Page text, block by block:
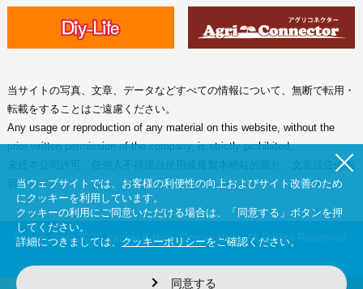
当サイトの写真、文章、データなどすべての情報について、無断で転用・
転載をすることはご遠慮ください。
Any usage or reproduction of any material on this website, without the
prior written permission of the company, is strictly prohibited.
未經本公司許可、任何人不得擅自使用或複製本網站的圖片、文章或任何内
容。
Copyright © 2026 Yazaki Kako Corporation. All Rights Reserved.
当ウェブサイトでは、お客様の利便性の向上およびサイト改善のため
にクッキーを利用しています。
クッキーの利用にご同意いただける場合は、「同意する」ボタンを押
してください。
詳細につきましては、クッキーポリシーをご確認ください。
同意する